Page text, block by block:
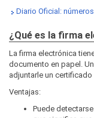
Diario Oficial:
¿Qué es la firma
La firma electrónica
documento en papel.
adjuntarle un
Ventajas:
Puede